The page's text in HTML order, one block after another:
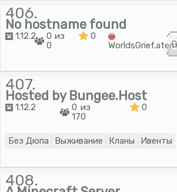
406.
No hostname found
1.12.2
0 из
0
0
0
407.
Hosted by Bungee.Host
1.12.2
0 из
170
0
Без Дюпа Выживание Кланы Ивенты
408.